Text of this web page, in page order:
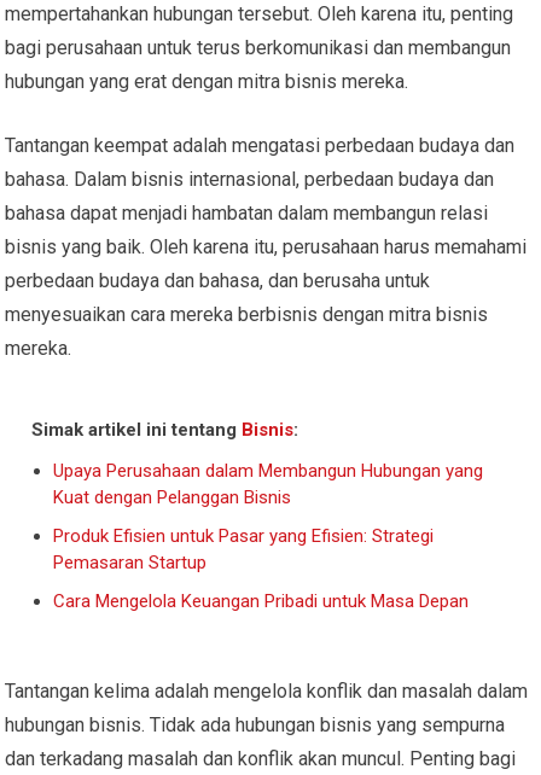
mempertahankan hubungan tersebut. Oleh karena itu, penting
bagi perusahaan untuk terus berkomunikasi dan membangun
hubungan yang erat dengan mitra bisnis mereka.
Tantangan keempat adalah mengatasi perbedaan budaya dan
bahasa. Dalam bisnis internasional, perbedaan budaya dan
bahasa dapat menjadi hambatan dalam membangun relasi
bisnis yang baik. Oleh karena itu, perusahaan harus memahami
perbedaan budaya dan bahasa, dan berusaha untuk
menyesuaikan cara mereka berbisnis dengan mitra bisnis
mereka.
Simak artikel ini tentang Bisnis:
Upaya Perusahaan dalam Membangun Hubungan yang
Kuat dengan Pelanggan Bisnis
Produk Efisien untuk Pasar yang Efisien: Strategi
Pemasaran Startup
Cara Mengelola Keuangan Pribadi untuk Masa Depan
Tantangan kelima adalah mengelola konflik dan masalah dalam
hubungan bisnis. Tidak ada hubungan bisnis yang sempurna
dan terkadang masalah dan konflik akan muncul. Penting bagi